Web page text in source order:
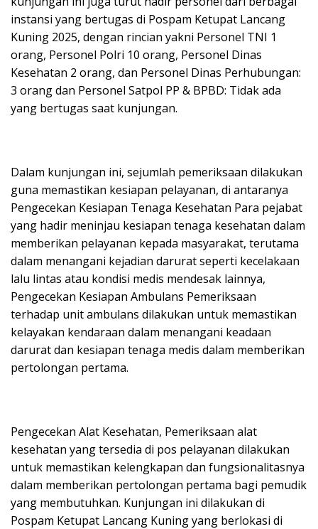
instansi yang bertugas di Pospam Ketupat Lancang
Kuning 2025, dengan rincian yakni Personel TNI 1
orang, Personel Polri 10 orang, Personel Dinas
Kesehatan 2 orang, dan Personel Dinas Perhubungan:
3 orang dan Personel Satpol PP & BPBD: Tidak ada
yang bertugas saat kunjungan.
Dalam kunjungan ini, sejumlah pemeriksaan dilakukan
guna memastikan kesiapan pelayanan, di antaranya
Pengecekan Kesiapan Tenaga Kesehatan Para pejabat
yang hadir meninjau kesiapan tenaga kesehatan dalam
memberikan pelayanan kepada masyarakat, terutama
dalam menangani kejadian darurat seperti kecelakaan
lalu lintas atau kondisi medis mendesak lainnya,
Pengecekan Kesiapan Ambulans Pemeriksaan
terhadap unit ambulans dilakukan untuk memastikan
kelayakan kendaraan dalam menangani keadaan
darurat dan kesiapan tenaga medis dalam memberikan
pertolongan pertama.
Pengecekan Alat Kesehatan, Pemeriksaan alat
kesehatan yang tersedia di pos pelayanan dilakukan
untuk memastikan kelengkapan dan fungsionalitasnya
dalam memberikan pertolongan pertama bagi pemudik
yang membutuhkan. Kunjungan ini dilakukan di
Pospam Ketupat Lancang Kuning yang berlokasi di